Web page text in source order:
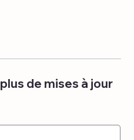
de mises à jour